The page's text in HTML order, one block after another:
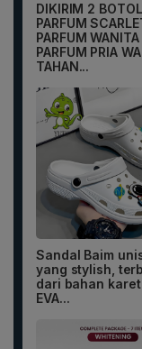
DIKIRIM 2 BOTOL
PARFUM
PARFUM WANITA
PARFUM PRIA
TAHAN...
Sandal Baim
yang stylish,
dari bahan
EVA...